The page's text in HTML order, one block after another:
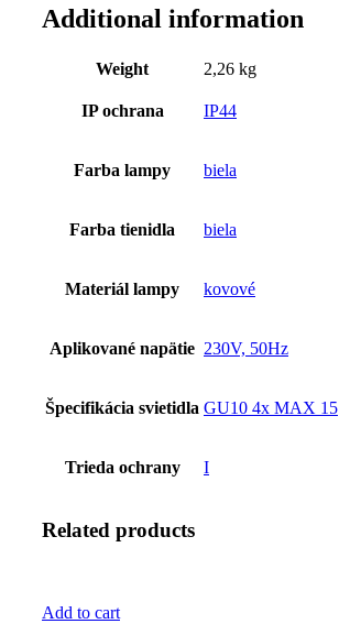
Additional information
Weight 2,26 kg
IP ochrana IP44
Farba lampy biela
Farba tienidla biela
Materiál lampy kovové
Aplikované napätie 230V, 50Hz
Špecifikácia svietidla GU10 4x MAX 15
Trieda ochrany I
Related products
Add to cart